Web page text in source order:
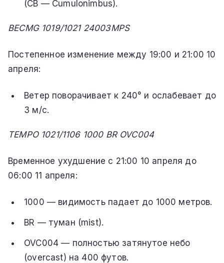
(CB — Cumulonimbus).
BECMG 1019/1021 24003MPS
Постепенное изменение между 19:00 и 21:00 10
апреля:
Ветер поворачивает к 240° и ослабевает до
3 м/с.
TEMPO 1021/1106 1000 BR OVC004
Временное ухудшение с 21:00 10 апреля до
06:00 11 апреля:
1000 — видимость падает до 1000 метров.
BR — туман (mist).
OVC004 — полностью затянутое небо
(overcast) на 400 футов.